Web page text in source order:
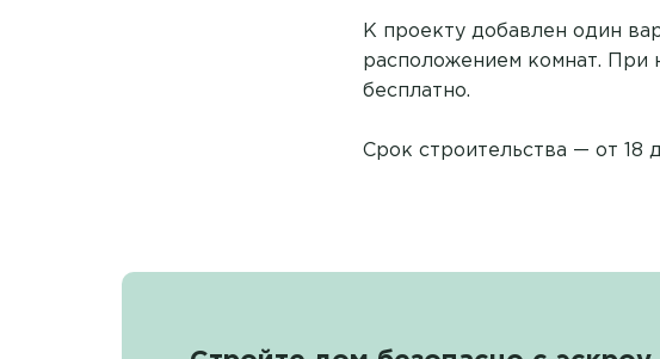
К проекту добавлен один
расположением комнат. При
бесплатно.
Срок строительства — от 18